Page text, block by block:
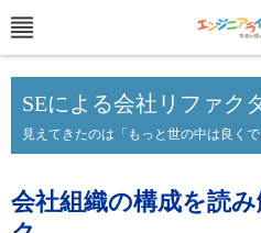
SEによる会社リファク
見えてきたのは「もっと世の中は良くで
会社組織の構成を読